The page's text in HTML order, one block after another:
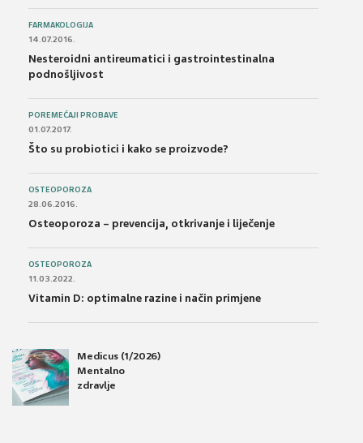
FARMAKOLOGIJA
14.07.2016.
Nesteroidni antireumatici i gastrointestinalna
podnošljivost
POREMEĆAJI PROBAVE
01.07.2017.
Što su probiotici i kako se proizvode?
OSTEOPOROZA
28.06.2016.
Osteoporoza – prevencija, otkrivanje i liječenje
OSTEOPOROZA
11.03.2022.
Vitamin D: optimalne razine i način primjene
Medicus (1/2026)
Mentalno
zdravlje